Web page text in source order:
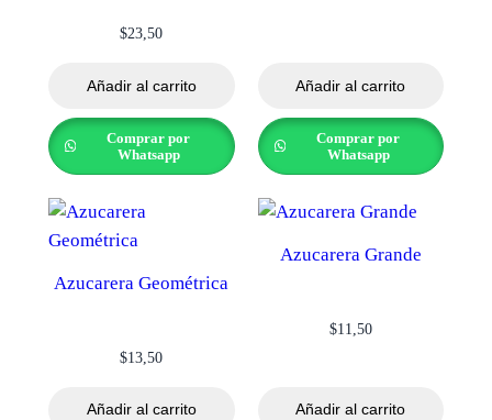
$23,50
Añadir al carrito
Comprar por
Whatsapp
Añadir al carrito
Comprar por
Whatsapp
Azucarera Geométrica
$13,50
Añadir al carrito
Azucarera Grande
$11,50
Añadir al carrito